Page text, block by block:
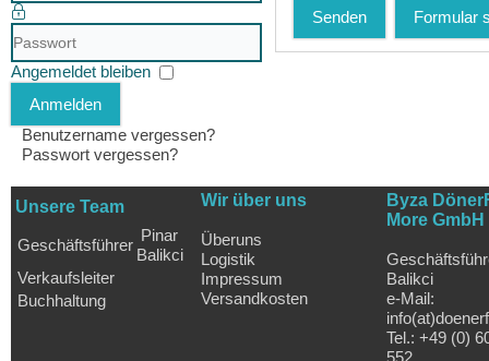
Angemeldet bleiben
Anmelden
Benutzername vergessen?
Passwort vergessen?
Senden Formular
Unsere Team
Geschäftsführer
Pinar
Balikci
Verkaufsleiter
Buchhaltung
Wir über uns
Überuns
Logistik
Impressum
Versandkosten
Byza
More GmbH
Balikci
e-Mail:
Tel.: +49 (0)
552